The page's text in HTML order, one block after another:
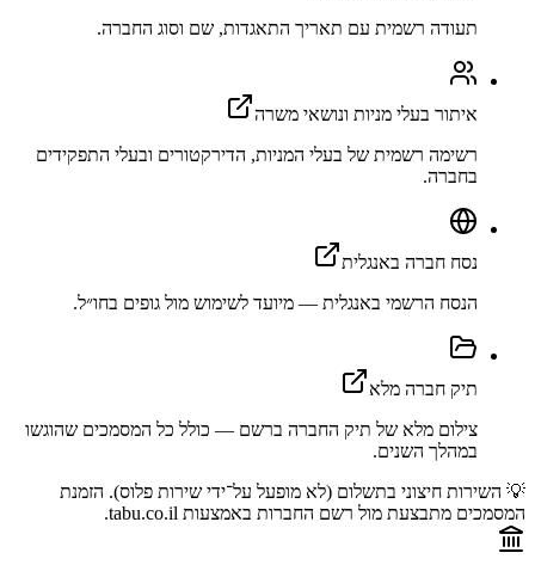
תעודה רשמית עם תאריך התאגדות, שם וסוג החברה.
איתור בעלי מניות ונושאי משרה
רשימה רשמית של בעלי המניות, הדירקטורים ובעלי התפקידים
בחברה.
נסח חברה באנגלית
הנסח הרשמי באנגלית — מיועד לשימוש מול גופים בחו״ל.
תיק חברה מלא
צילום מלא של תיק החברה ברשם — כולל כל המסמכים שהוגשו
במהלך השנים.
💡 השירות חיצוני בתשלום (לא מופעל על־ידי שירות פלוס). הזמנת
המסמכים מתבצעת מול רשם החברות באמצעות tabu.co.il.